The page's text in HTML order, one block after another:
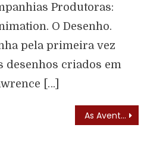
Produtoras:
O Desenho.
pela primeira vez
criados em
[…]
As Aventuras de Tiazinha (1999) – Trilha Sonora